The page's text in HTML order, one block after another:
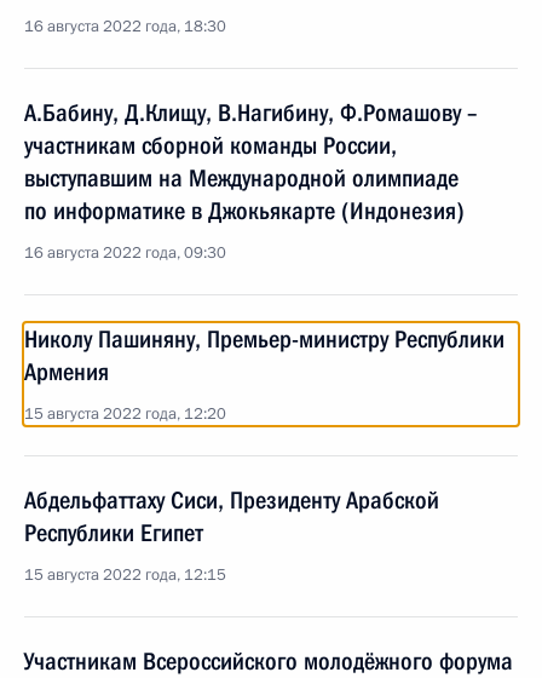
16 августа 2022 года, 18:30
А.Бабину, Д.Клищу, В.Нагибину, Ф.Ромашову –
участникам сборной команды России,
выступавшим на Международной олимпиаде
по информатике в Джокьякарте (Индонезия)
16 августа 2022 года, 09:30
Николу Пашиняну, Премьер-министру Республики
Армения
15 августа 2022 года, 12:20
Абдельфаттаху Сиси, Президенту Арабской
Республики Египет
15 августа 2022 года, 12:15
Участникам Всероссийского молодёжного форума